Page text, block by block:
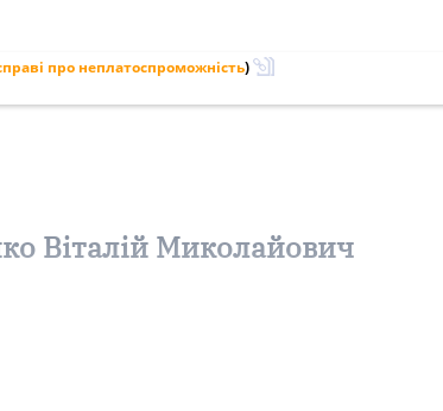
про неплатоспроможність)
Віталій Миколайович